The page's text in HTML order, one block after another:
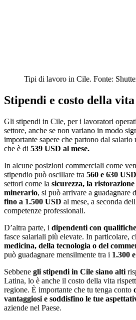
Tipi di lavoro in Cile. Fonte:
Stipendi e costo della
Gli stipendi in Cile, per i lavoratori
settore, anche se non variano in modo
importante sapere che partono dal
che è di 539 USD al mese.
In alcune posizioni commerciali come
stipendio può oscillare tra 560 e 630
settori come la sicurezza, la ristorazione
minerario, si può arrivare a guadagnare
fino a 1.500 USD al mese, a seconda
competenze professionali.
D’altra parte, i dipendenti con
fasce salariali più elevate. In particolare,
medicina, della tecnologia o del
può guadagnare mensilmente tra i 1.300
Sebbene gli stipendi in Cile siano alti
Latina, lo è anche il costo della vita
regione. È importante che tu tenga conto
vantaggiosi e soddisfino le tue
aziende nel Paese.